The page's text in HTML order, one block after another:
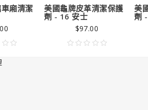
廂清潔
美國龜牌皮革清潔保護
劑 - 16 安士
$97.00
美
劑